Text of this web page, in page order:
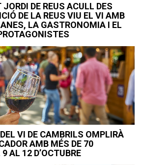
DE REUS ACULL DES
DE LA REUS VIU EL VI AMB
LA GASTRONOMIA I EL
VI DE CAMBRILS OMPLIRÀ
AMB MÉS DE 70
AL 12 D’OCTUBRE